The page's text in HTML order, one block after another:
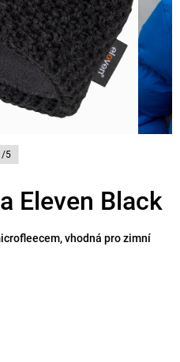
5
Eleven Black
vhodná pro zimní